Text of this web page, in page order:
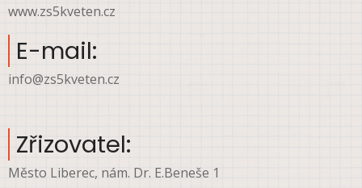
www.zs5kveten.cz
E-mail:
info@zs5kveten.cz
Zřizovatel:
Město Liberec, nám. Dr. E.Beneše 1